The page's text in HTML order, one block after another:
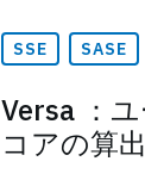
SSE SASE
Versa ：
コアの算出